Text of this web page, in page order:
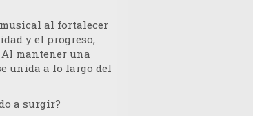
al fortalecer
y el progreso,
mantener una
unida a lo largo del
a surgir?